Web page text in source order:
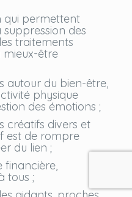
qui permettent
suppression des
traitements
être
autour du bien-être,
physique
des émotions ;
créatifs divers et
est de rompre
du lien ;
financière,
tous ;